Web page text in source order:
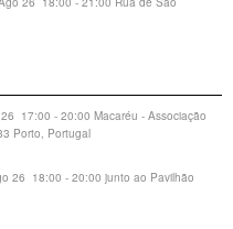
17:00 - 20:00 Macaréu - Associação
Porto, Portugal
26 18:00 - 20:00 junto ao Pavilhão